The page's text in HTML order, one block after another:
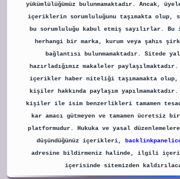
yükümlülüğümüz bulunmamaktadır. Ancak,
içeriklerin sorumluluğunu taşımakta olup,
bu sorumluluğu kabul etmiş sayılırlar.
herhangi bir marka, kurum veya şahıs
bağlantısı bulunmamaktadır. Sitede
hazırladığımız makaleler
içerikler haber niteliği taşımamakta olup,
kişiler hakkında paylaşım yapılmamaktadır.
kişiler ile isim benzerlikleri tamamen
kar amacı gütmeyen ve tamamen ücretsiz
platformudur. Hukuka ve yasal
düşündüğünüz içerikleri,
adresine bildirmeniz halinde, ilgili
içerisinde sitemizden